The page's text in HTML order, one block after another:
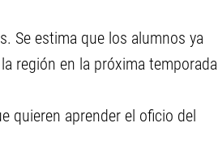
Se estima que los alumnos ya
región en la próxima temporada
quieren aprender el oficio del